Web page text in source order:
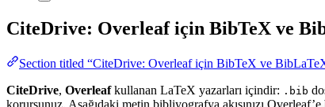
CiteDrive: Overleaf için BibTeX ve
Section titled “CiteDrive: Overleaf için BibTeX ve
CiteDrive, Overleafkullanan LaTeX yazarları içindir: .bib